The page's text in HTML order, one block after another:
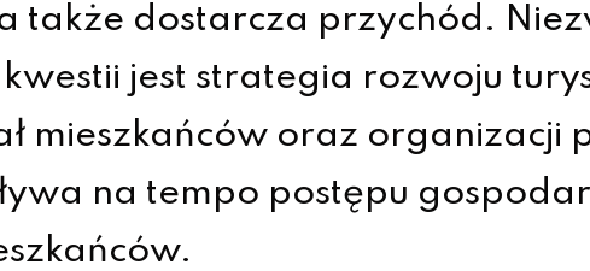
także dostarcza przychód.
jest strategia rozwoju
mieszkańców oraz organizacji
na tempo postępu